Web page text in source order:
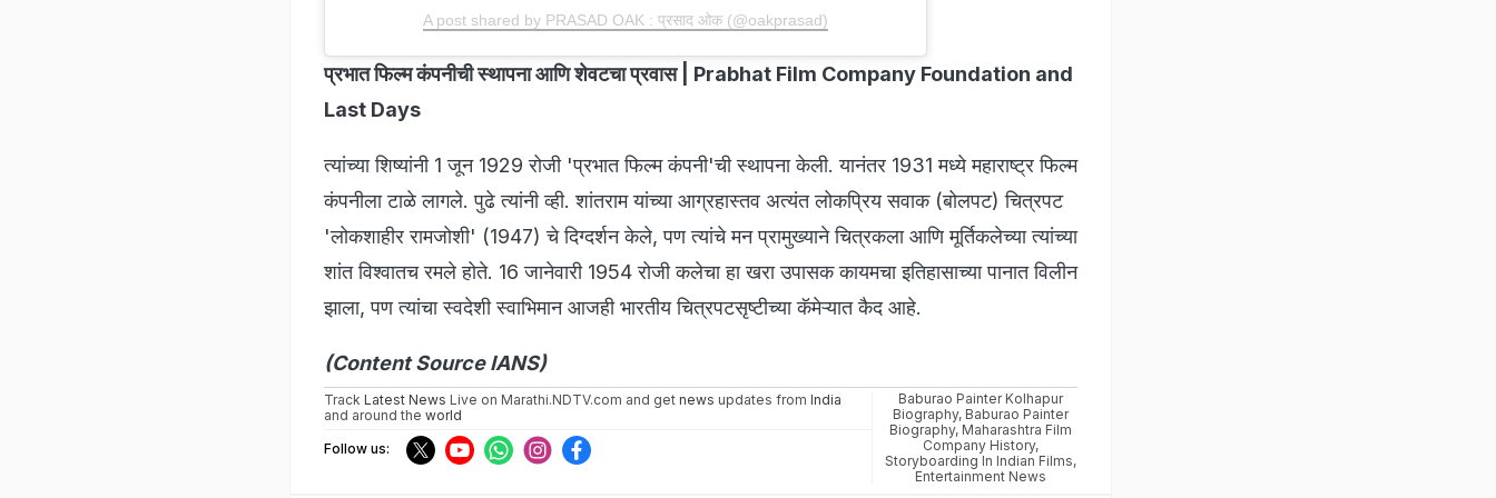
A post shared by PRASAD OAK : प्रसाद ओक (@oakprasad)
प्रभात फिल्म कंपनीची स्थापना आणि शेवटचा प्रवास | Prabhat Film Company Foundation and
Last Days
त्यांच्या शिष्यांनी 1 जून 1929 रोजी 'प्रभात फिल्म कंपनी'ची स्थापना केली. यानंतर 1931 मध्ये महाराष्ट्र फिल्म
कंपनीला टाळे लागले. पुढे त्यांनी व्ही. शांतराम यांच्या आग्रहास्तव अत्यंत लोकप्रिय सवाक (बोलपट) चित्रपट
'लोकशाहीर रामजोशी' (1947) चे दिग्दर्शन केले, पण त्यांचे मन प्रामुख्याने चित्रकला आणि मूर्तिकलेच्या त्यांच्या
शांत विश्वातच रमले होते. 16 जानेवारी 1954 रोजी कलेचा हा खरा उपासक कायमचा इतिहासाच्या पानात विलीन
झाला, पण त्यांचा स्वदेशी स्वाभिमान आजही भारतीय चित्रपटसृष्टीच्या कॅमेऱ्यात कैद आहे.
(Content Source IANS)
Track Latest News Live on Marathi.NDTV.com and get news updates from India
and around the world
Follow us:
Baburao Painter Kolhapur
Biography, Baburao Painter
Biography, Maharashtra Film
Company History,
Storyboarding In Indian Films,
Entertainment News